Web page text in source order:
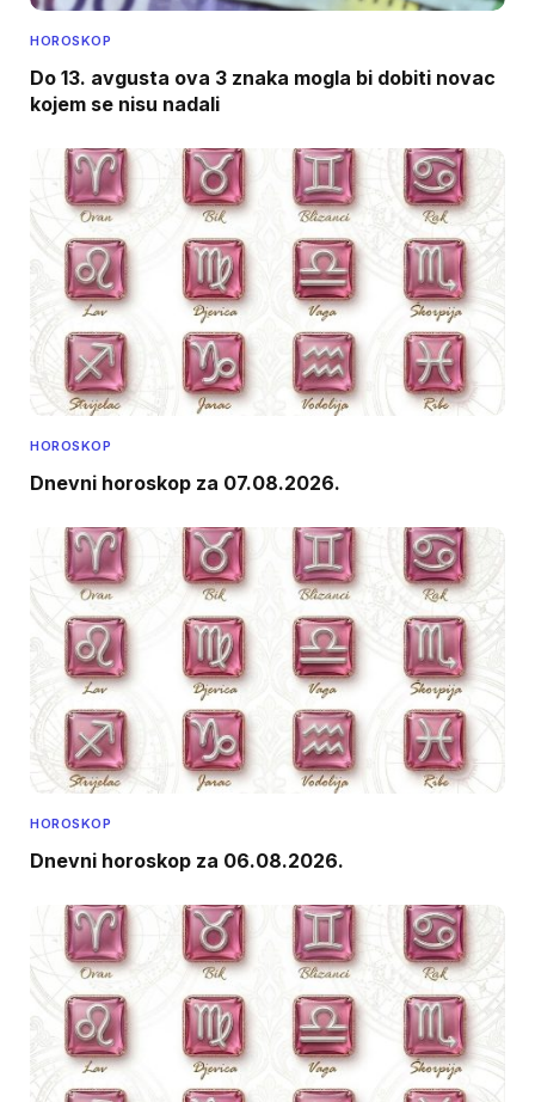
HOROSKOP
Do 13. avgusta ova 3 znaka mogla bi dobiti novac
kojem se nisu nadali
HOROSKOP
Dnevni horoskop za 07.08.2026.
HOROSKOP
Dnevni horoskop za 06.08.2026.